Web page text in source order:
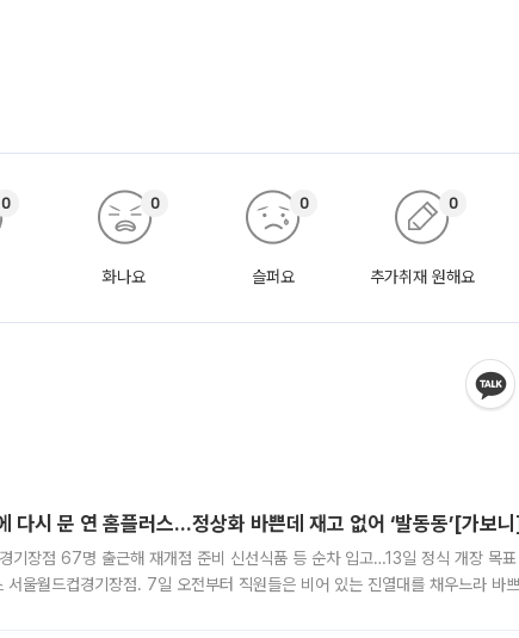
0
화나요
0
슬퍼요
0
추가취재 원해요
0
다시 문 연 홈플러스…정상화 바쁜데 재고 없어 ‘발동동’[가보
기장점 67명 출근해 재개점 준비 신선식품 등 순차 입고…13일 정식 개장 목
서울월드컵경기장점. 7일 오전부터 직원들은 비어 있는 진열대를 채우느라 바